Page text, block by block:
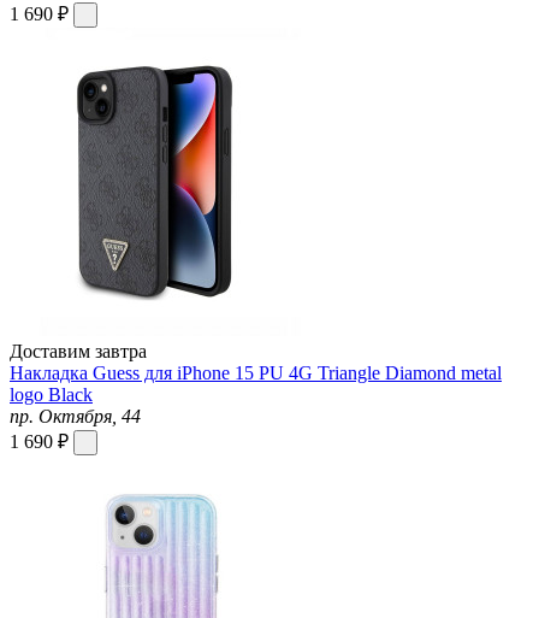
1 690 ₽
Доставим завтра
Накладка Guess для iPhone 15 PU 4G Triangle Diamond metal
logo Black
пр. Октября, 44
1 690 ₽